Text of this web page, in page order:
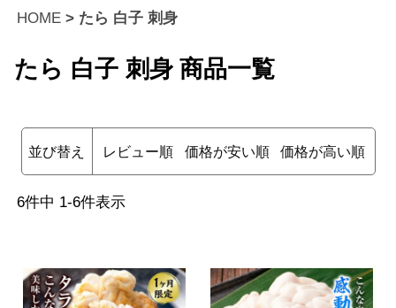
HOME たら 白子 刺身
たら 白子 刺身 商品一覧
並び替え レビュー順 価格が安い順 価格が高い順
6件中 1-6件表示